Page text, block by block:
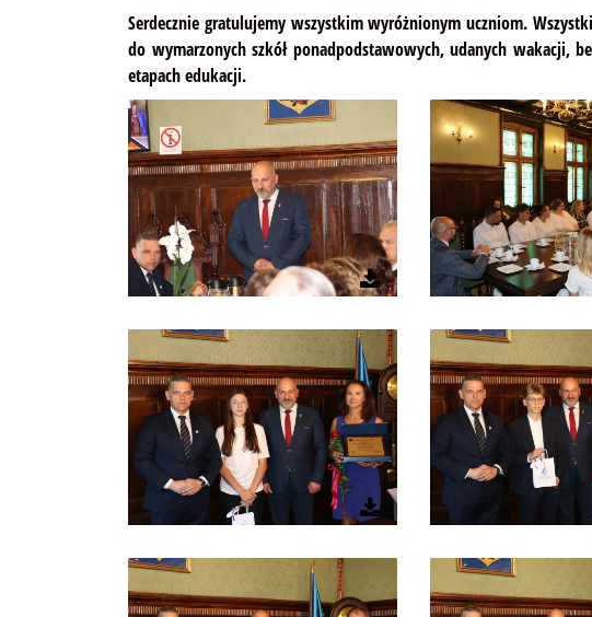
Serdecznie gratulujemy wszystkim wyróżnionym uczniom.
do wymarzonych szkół ponadpodstawowych, udanych wakacji,
etapach edukacji.